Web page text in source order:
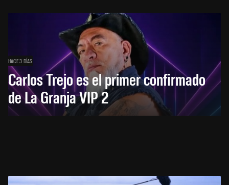
HACE 3 DÍAS
Carlos Trejo es el primer confirmado
de La Granja VIP 2